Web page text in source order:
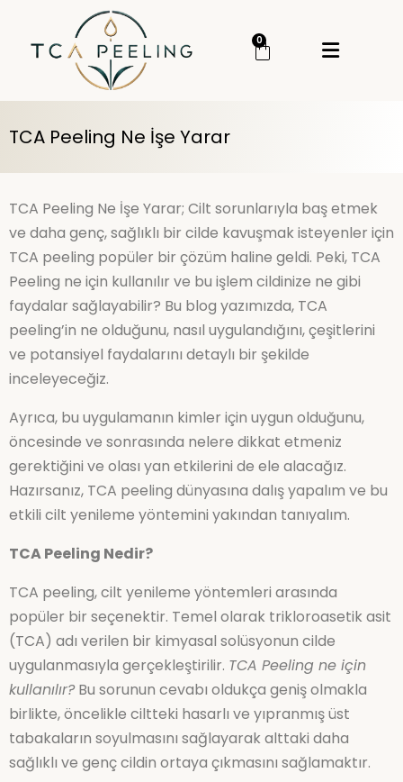
0
TCA Peeling Ne İşe Yarar
TCA Peeling Ne İşe Yarar; Cilt sorunlarıyla baş etmek
ve daha genç, sağlıklı bir cilde kavuşmak isteyenler için
TCA peeling popüler bir çözüm haline geldi. Peki, TCA
Peeling ne için kullanılır ve bu işlem cildinize ne gibi
faydalar sağlayabilir? Bu blog yazımızda, TCA
peeling’in ne olduğunu, nasıl uygulandığını, çeşitlerini
ve potansiyel faydalarını detaylı bir şekilde
inceleyeceğiz.
Ayrıca, bu uygulamanın kimler için uygun olduğunu,
öncesinde ve sonrasında nelere dikkat etmeniz
gerektiğini ve olası yan etkilerini de ele alacağız.
Hazırsanız, TCA peeling dünyasına dalış yapalım ve bu
etkili cilt yenileme yöntemini yakından tanıyalım.
TCA Peeling Nedir?
TCA peeling, cilt yenileme yöntemleri arasında
popüler bir seçenektir. Temel olarak trikloroasetik asit
(TCA) adı verilen bir kimyasal solüsyonun cilde
uygulanmasıyla gerçekleştirilir. TCA Peeling ne için
kullanılır?Bu sorunun cevabı oldukça geniş olmakla
birlikte, öncelikle ciltteki hasarlı ve yıpranmış üst
tabakaların soyulmasını sağlayarak alttaki daha
sağlıklı ve genç cildin ortaya çıkmasını sağlamaktır.
Giriş Yap
Kategoriler Menü
Cilt Bakım
Cilt Serumu
TCA Peeling
TCA Set